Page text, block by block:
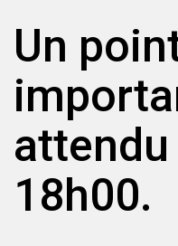
Un
18h00.